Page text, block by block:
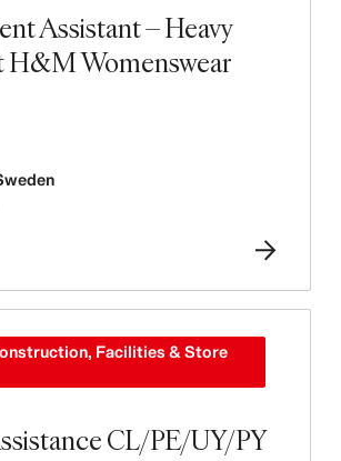
Assistant – Heavy
H&M Womenswear
CL/PE/UY/PY
Facilities & Store